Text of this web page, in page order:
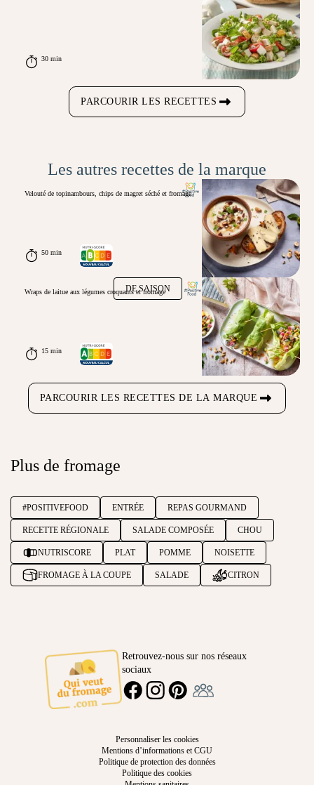
30 min
PARCOURIR LES RECETTES
Les autres recettes de la marque
Velouté de topinambours, chips de magret séché et fromage
50 min
DE SAISON
Wraps de laitue aux légumes croquants et fromage
15 min
PARCOURIR LES RECETTES DE LA MARQUE
Plus de fromage
#POSITIVEFOOD ENTRÉE REPAS GOURMAND
RECETTE RÉGIONALE SALADE COMPOSÉE CHOU
NUTRISCORE PLAT POMME NOISETTE
FROMAGE À LA COUPE SALADE CITRON
Retrouvez-nous sur nos réseaux
sociaux
FACEBOOKINSTAGRAMPINTEREST
Personnaliser les cookies
Mentions d’informations et CGU
Politique de protection des données
Politique des cookies